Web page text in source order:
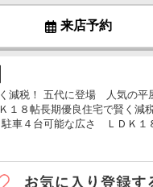
来店予約
減税！ 五代に登場 人気の平
１８帖長期優良住宅で賢く減
駐車４台可能な広さ ＬＤＫ